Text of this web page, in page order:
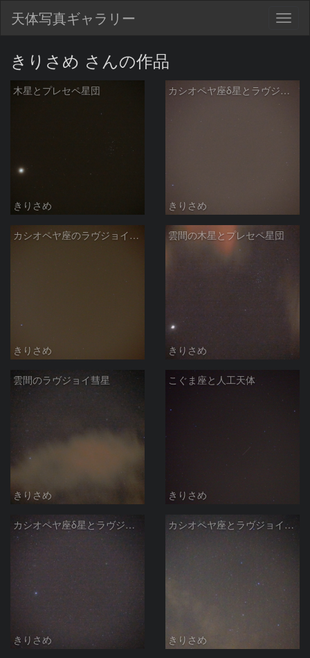
天体写真ギャラリー
きりさめ さんの作品
木星とプレセペ星団
きりさめ
カシオペヤ座δ星とラヴジョイ彗星
きりさめ
カシオペヤ座のラヴジョイ彗星
きりさめ
雲間の木星とプレセペ星団
きりさめ
雲間のラヴジョイ彗星
きりさめ
こぐま座と人工天体
きりさめ
カシオペヤ座δ星とラヴジョイ彗星
きりさめ
カシオペヤ座とラヴジョイ彗星
きりさめ